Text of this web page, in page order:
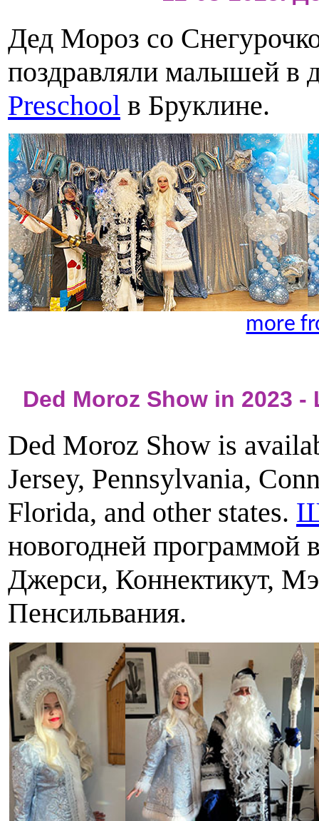
Дед Мороз со
поздравляли малышей в
Preschool в Бруклине.
more
Ded Moroz Show in 2023
Ded Moroz Show is
Jersey, Pennsylvania,
Florida, and other states.
новогодней
Джерси, Коннектикут,
Пенсильвания.